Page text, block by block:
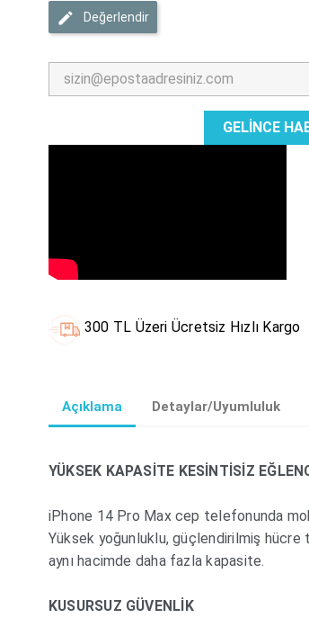
Değerlendir
GELINCE
300 TL Üzeri Ücretsiz Hızlı Kargo
Açıklama Detaylar/Uyumluluk
YÜKSEK KAPASİTE KESİNTİSİZ
iPhone 14 Pro Max cep telefonunda
Yüksek yoğunluklu, güçlendirilmiş
aynı hacimde daha fazla kapasite.
KUSURSUZ GÜVENLİK